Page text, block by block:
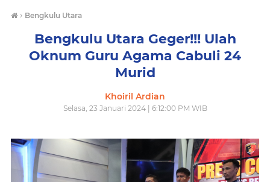
› Bengkulu Utara
Bengkulu Utara Geger!!! Ulah
Oknum Guru Agama Cabuli 24
Murid
Khoiril Ardian
Selasa, 23 Januari 2024 | 6:12:00 PM WIB